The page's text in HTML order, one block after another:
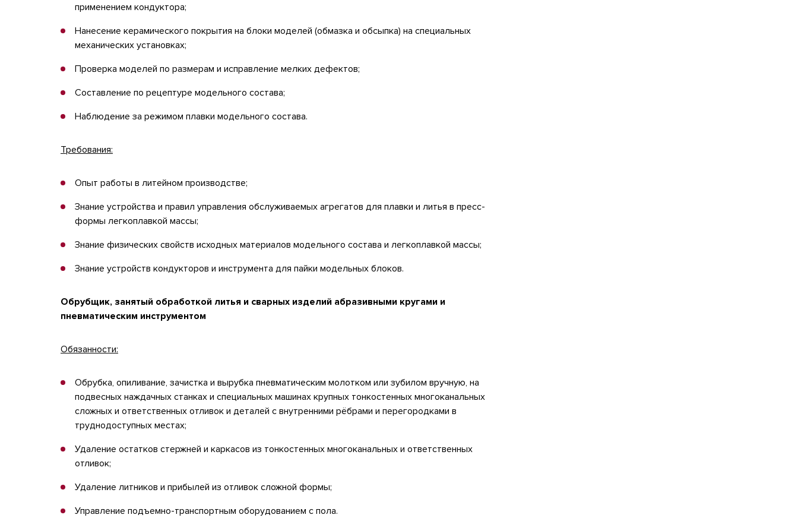
применением кондуктора;
Нанесение керамического покрытия на блоки моделей (обмазка и обсыпка) на специальных
механических установках;
Проверка моделей по размерам и исправление мелких дефектов;
Составление по рецептуре модельного состава;
Наблюдение за режимом плавки модельного состава.
Требования:
Опыт работы в литейном производстве;
Знание устройства и правил управления обслуживаемых агрегатов для плавки и литья в пресс-
формы легкоплавкой массы;
Знание физических свойств исходных материалов модельного состава и легкоплавкой массы;
Знание устройств кондукторов и инструмента для пайки модельных блоков.
Обрубщик, занятый обработкой литья и сварных изделий абразивными кругами и
пневматическим инструментом
Обязанности:
Обрубка, опиливание, зачистка и вырубка пневматическим молотком или зубилом вручную, на
подвесных наждачных станках и специальных машинах крупных тонкостенных многоканальных
сложных и ответственных отливок и деталей с внутренними рёбрами и перегородками в
труднодоступных местах;
Удаление остатков стержней и каркасов из тонкостенных многоканальных и ответственных
отливок;
Удаление литников и прибылей из отливок сложной формы;
Управление подъемно-транспортным оборудованием с пола.